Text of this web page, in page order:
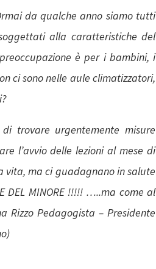
da qualche anno siamo tutti
alla caratteristiche del
è per i bambini, i
ci sono nelle aule climatizzatori,
di trovare urgentemente misure
l’avvio delle lezioni al mese di
vita, ma ci guadagnano in salute
DEL MINORE !!!!! …..ma come al
Pedagogista – Presidente